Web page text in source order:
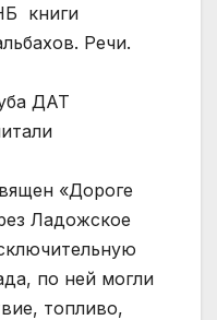
книги
Речи.
ДАТ
«Дороге
Ладожское
по ней могли
топливо,